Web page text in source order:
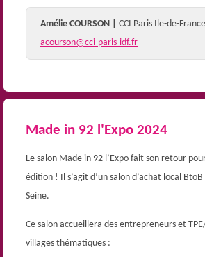
Amélie COURSON | CCI Paris Ile-de-France
acourson@cci-paris-idf.fr
Made in 92 l'Expo 2024
Le salon Made in 92 l’Expo fait son retour
édition ! Il s’agit d’un salon d’achat local
Seine.
Ce salon accueillera des entrepreneurs et
villages thématiques :